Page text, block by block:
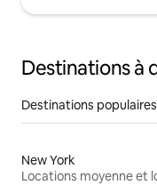
Destinations à
Destinations
New York